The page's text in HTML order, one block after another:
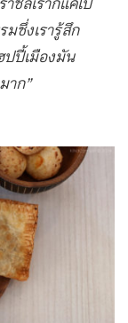
ซึ่งเรารู้สึก
ปปี้เมืองมัน
าก”